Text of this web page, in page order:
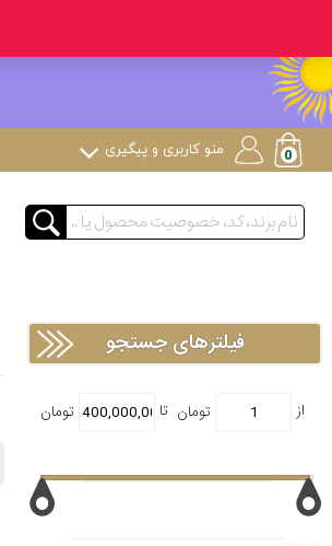
منو کاربری و پیگیری
فیلترهای جستجو